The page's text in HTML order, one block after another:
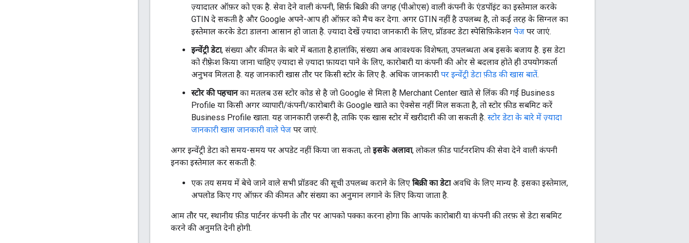
ज़्यादातर ऑफ़र को एक है. सेवा देने वाली कंपनी, सिर्फ़ बिक्री की जगह (पीओएस) वाली कंपनी के एंडपॉइंट का इस्तेमाल करके
GTIN दे सकती है और Google अपने-आप ही ऑफ़र को मैच कर देगा. अगर GTIN नहीं है उपलब्ध है, तो कई तरह के सिग्नल का
इस्तेमाल करके डेटा डालना आसान हो जाता है. ज़्यादा देखें ज़्यादा जानकारी के लिए, प्रॉडक्ट डेटा स्पेसिफ़िकेशन पेज पर जाएं.
इन्वेंट्री डेटा, संख्या और कीमत के बारे में बताता है.हालांकि, संख्या अब आवश्यक विशेषता, उपलब्धता अब इसके बजाय है. इस डेटा
को रीफ़्रेश किया जाना चाहिए ज़्यादा से ज़्यादा फ़ायदा पाने के लिए, कारोबारी या कंपनी की ओर से बदलाव होते ही उपयोगकर्ता
अनुभव मिलता है. यह जानकारी खास तौर पर किसी स्टोर के लिए है. अधिक जानकारी पर इन्वेंट्री डेटा फ़ीड की खास बातें.
स्टोर की पहचानका मतलब उस स्टोर कोड से है जो Google से मिला है Merchant Center खाते से लिंक की गई Business
Profile या किसी अगर व्यापारी/कंपनी/कारोबारी के Google खाते का ऐक्सेस नहीं मिल सकता है, तो स्टोर फ़ीड सबमिट करें
Business Profile खाता. यह जानकारी ज़रूरी है, ताकि एक खास स्टोर में खरीदारी की जा सकती है. स्टोर डेटा के बारे में ज़्यादा
जानकारी खास जानकारी वाले पेज पर जाएं.
अगर इन्वेंट्री डेटा को समय-समय पर अपडेट नहीं किया जा सकता, तो इसके अलावा, लोकल फ़ीड पार्टनरशिप की सेवा देने वाली कंपनी
इनका इस्तेमाल कर सकती है:
एक तय समय में बेचे जाने वाले सभी प्रॉडक्ट की सूची उपलब्ध कराने के लिए बिक्री का डेटाअवधि के लिए मान्य है. इसका इस्तेमाल,
अपलोड किए गए ऑफ़र की कीमत और संख्या का अनुमान लगाने के लिए किया जाता है.
आम तौर पर, स्थानीय फ़ीड पार्टनर कंपनी के तौर पर आपको पक्का करना होगा कि आपके कारोबारी या कंपनी की तरफ़ से डेटा सबमिट
करने की अनुमति देनी होगी.